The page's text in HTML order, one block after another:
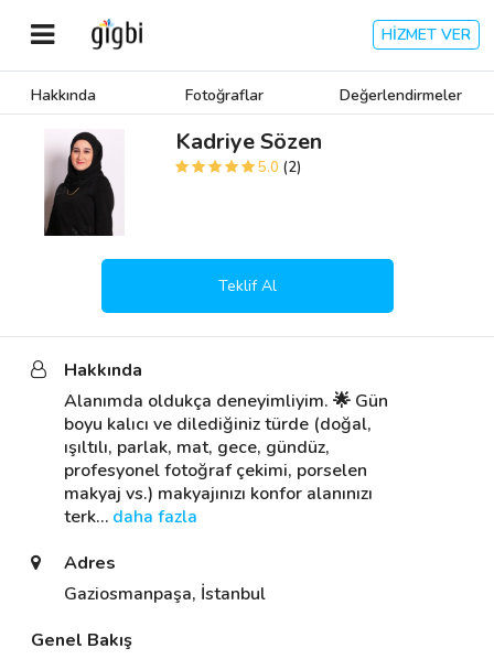
HİZMET VER
Anasayfa
Giriş Yap
Kayıt Ol
🎈 Biz Kimiz?
Nasıl Çalışır?
Müşteri Değerlendirmeleri
Destek
Hakkında Fotoğraflar Değerlendirmeler
Kadriye Sözen
5.0 (2)
Teklif Al
Hakkında
Alanımda oldukça deneyimliyim. 🌟 Gün
boyu kalıcı ve dilediğiniz türde (doğal,
ışıltılı, parlak, mat, gece, gündüz,
profesyonel fotoğraf çekimi, porselen
makyaj vs.) makyajınızı konfor alanınızı
terk… daha fazla
Adres
Gaziosmanpaşa, İstanbul
Genel Bakış